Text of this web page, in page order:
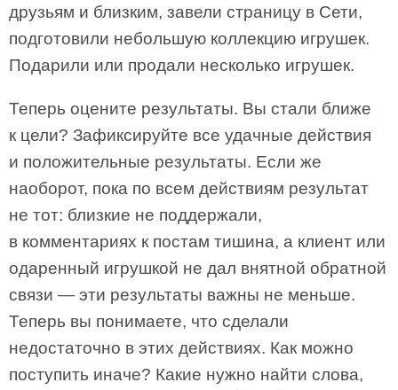
друзьям и близким, завели страницу в Сети,
подготовили небольшую коллекцию игрушек.
Подарили или продали несколько игрушек.
Теперь оцените результаты. Вы стали ближе
к цели? Зафиксируйте все удачные действия
и положительные результаты. Если же
наоборот, пока по всем действиям результат
не тот: близкие не поддержали,
в комментариях к постам тишина, а клиент или
одаренный игрушкой не дал внятной обратной
связи — эти результаты важны не меньше.
Теперь вы понимаете, что сделали
недостаточно в этих действиях. Как можно
поступить иначе? Какие нужно найти слова,